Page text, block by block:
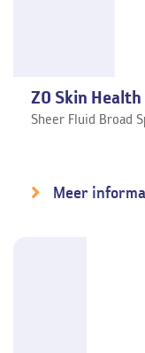
ZO Skin Health
Sheer Fluid Broad
Meer